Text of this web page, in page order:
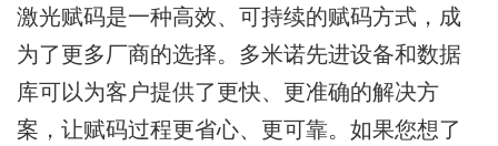
激光赋码是一种高效、可持续的赋码方式，成
为了更多厂商的选择。多米诺先进设备和数据
库可以为客户提供了更快、更准确的解决方
案，让赋码过程更省心、更可靠。如果您想了